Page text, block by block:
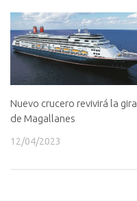
Nuevo crucero revivirá la gira
de Magallanes
12/04/2023